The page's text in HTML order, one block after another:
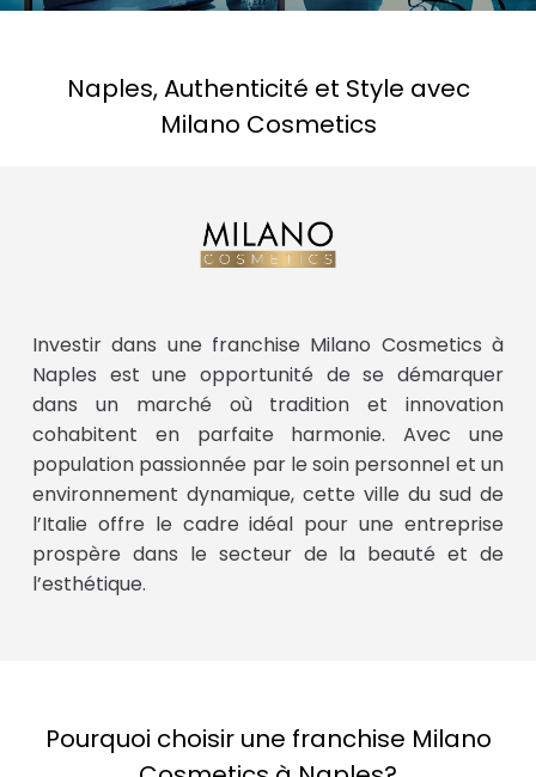
Naples, Authenticité et Style avec
Milano Cosmetics
Investir dans une franchise Milano Cosmetics à
Naples est une opportunité de se démarquer
dans un marché où tradition et innovation
cohabitent en parfaite harmonie. Avec une
population passionnée par le soin personnel et un
environnement dynamique, cette ville du sud de
l’Italie offre le cadre idéal pour une entreprise
prospère dans le secteur de la beauté et de
l’esthétique.
Pourquoi choisir une franchise Milano